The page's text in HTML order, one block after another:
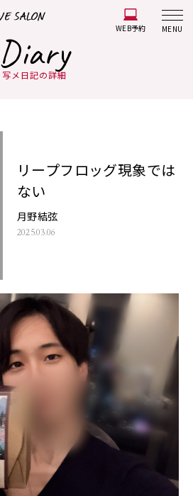
WEB予約 MENU
Diary
写メ日記の詳細
リープフロッグ現象では
ない
月野結弦
2025.03.06